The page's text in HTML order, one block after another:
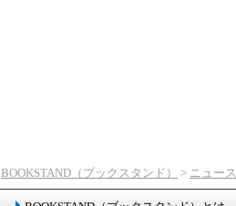
BOOKSTAND（ブックスタンド） > ニュース